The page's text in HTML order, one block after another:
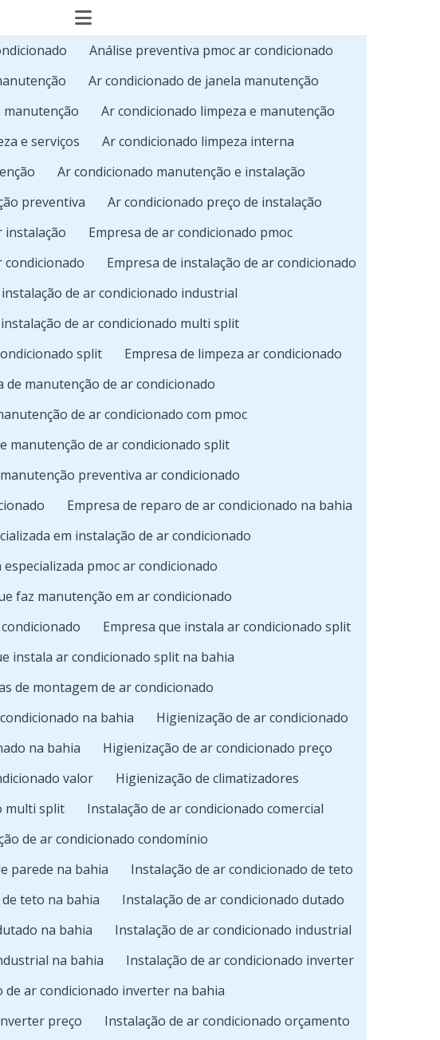
Análise preventiva pmoc ar condicionado
Ar condicionado de janela manutenção
manutenção
Ar condicionado limpeza e manutenção
e serviços
Ar condicionado limpeza interna
Ar condicionado manutenção e instalação
preventiva
Ar condicionado preço de instalação
instalação
Empresa de ar condicionado pmoc
condicionado
Empresa de instalação de ar condicionado
de ar condicionado industrial
de ar condicionado multi split
split
Empresa de limpeza ar condicionado
de manutenção de ar condicionado
de ar condicionado com pmoc
manutenção de ar condicionado split
preventiva ar condicionado
Empresa de reparo de ar condicionado na bahia
em instalação de ar condicionado
especializada pmoc ar condicionado
faz manutenção em ar condicionado
Empresa que instala ar condicionado split
instala ar condicionado split na bahia
de montagem de ar condicionado
na bahia
Higienização de ar condicionado
na bahia
Higienização de ar condicionado preço
valor
Higienização de climatizadores
multi split
Instalação de ar condicionado comercial
de ar condicionado condomínio
parede na bahia
Instalação de ar condicionado de teto
teto na bahia
Instalação de ar condicionado dutado
na bahia
Instalação de ar condicionado industrial
na bahia
Instalação de ar condicionado inverter
de ar condicionado inverter na bahia
preço
Instalação de ar condicionado orçamento